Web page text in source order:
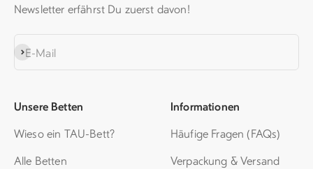
Newsletter erfährst Du zuerst davon!
E-Mail
Abonnieren
Unsere Betten
Wieso ein TAU-Bett?
Alle Betten
Informationen
Häufige Fragen (FAQs)
Verpackung & Versand